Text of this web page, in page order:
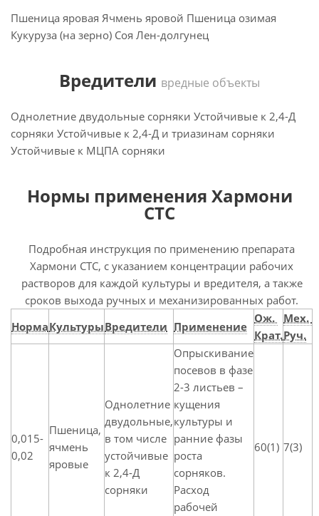
Пшеница яровая Ячмень яровой Пшеница озимая
Кукуруза (на зерно) Соя Лен-долгунец
Вредители вредные объекты
Однолетние двудольные сорняки Устойчивые к 2,4-Д
сорняки Устойчивые к 2,4-Д и триазинам сорняки
Устойчивые к МЦПА сорняки
Нормы применения Хармони
СТС
Подробная инструкция по применению препарата
Хармони СТС, с указанием концентрации рабочих
растворов для каждой культуры и вредителя, а также
сроков выхода ручных и механизированных работ.
НормаКультурыВредители Применение
Ож.
Крат.
Мех.
Руч.
0,015-
0,02
Пшеница,
ячмень
яровые
Однолетние
двудольные,
в том числе
устойчивые
к 2,4-Д
сорняки
Опрыскивание
посевов в фазе
2-3 листьев –
кущения
культуры и
ранние фазы
роста
сорняков.
Расход
рабочей
60(1) 7(3)